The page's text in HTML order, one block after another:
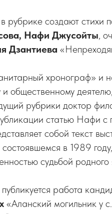
создают стихи
Нафи Джусойты,
Дзантиева
хронограф» и
общественному
рубрики доктор
статью Нафи
собой текст
в 1989
судьбой
работа
«Аланский могильник у